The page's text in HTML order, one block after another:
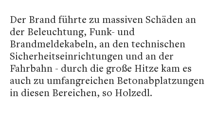
Der Brand führte zu massiven Schäden an
der Beleuchtung, Funk- und
Brandmeldekabeln, an den technischen
Sicherheitseinrichtungen und an der
Fahrbahn - durch die große Hitze kam es
auch zu umfangreichen Betonabplatzungen
in diesen Bereichen, so Holzedl.